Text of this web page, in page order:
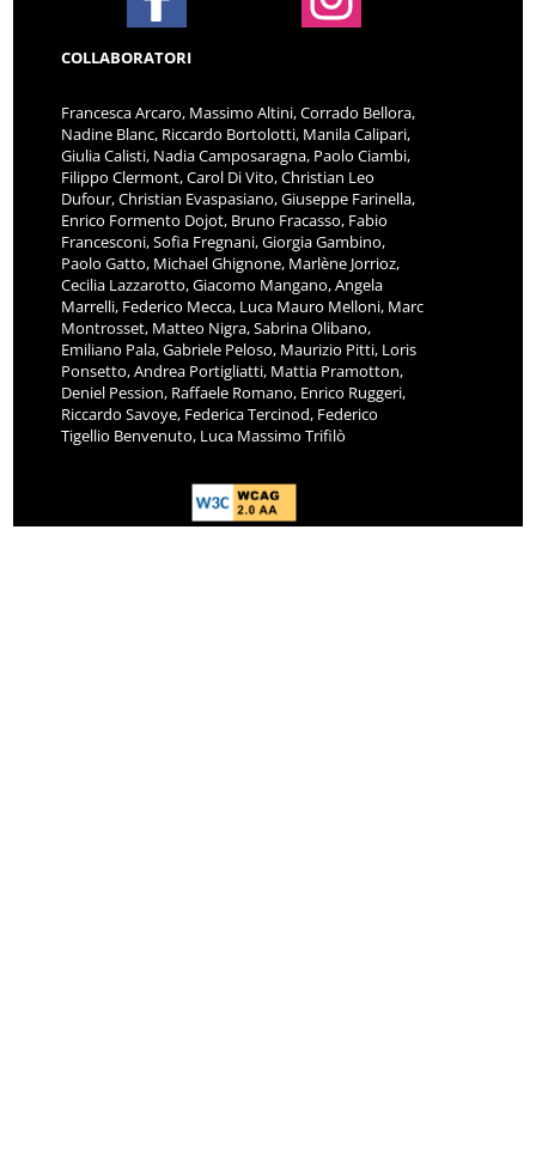
COLLABORATORI
Francesca Arcaro, Massimo Altini, Corrado Bellora,
Nadine Blanc, Riccardo Bortolotti, Manila Calipari,
Giulia Calisti, Nadia Camposaragna, Paolo Ciambi,
Filippo Clermont, Carol Di Vito, Christian Leo
Dufour, Christian Evaspasiano, Giuseppe Farinella,
Enrico Formento Dojot, Bruno Fracasso, Fabio
Francesconi, Sofia Fregnani, Giorgia Gambino,
Paolo Gatto, Michael Ghignone, Marlène Jorrioz,
Cecilia Lazzarotto, Giacomo Mangano, Angela
Marrelli, Federico Mecca, Luca Mauro Melloni, Marc
Montrosset, Matteo Nigra, Sabrina Olibano,
Emiliano Pala, Gabriele Peloso, Maurizio Pitti, Loris
Ponsetto, Andrea Portigliatti, Mattia Pramotton,
Deniel Pession, Raffaele Romano, Enrico Ruggeri,
Riccardo Savoye, Federica Tercinod, Federico
Tigellio Benvenuto, Luca Massimo Trifilò